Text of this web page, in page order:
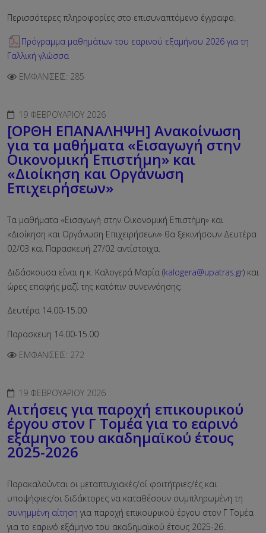
Περισσότερες πληροφορίες στο επισυναπτόμενο έγγραφο.
Πρόγραμμα μαθημάτων του εαρινού εξαμήνου 2026 για τη
Γαλλική γλώσσα
ΕΜΦΑΝΊΣΕΙΣ: 285
19 ΦΕΒΡΟΥΑΡΊΟΥ 2026
[ΟΡΘΗ ΕΠΑΝΑΛΗΨΗ] Ανακοίνωση
για τα μαθήματα «Εισαγωγή στην
Οικονομική Επιστήμη» και
«Διοίκηση και Οργάνωση
Επιχειρήσεων»
Τα μαθήματα «Εισαγωγή στην Οικονομική Επιστήμη» και
«Διοίκηση και Οργάνωση Επιχειρήσεων» θα ξεκινήσουν Δευτέρα
02/03 και Παρασκευή 27/02 αντίστοιχα.
Διδάσκουσα είναι η κ. Καλογερά Μαρία (kalogera@upatras.gr) και
ώρες επαφής μαζί της κατόπιν συνεννόησης:
Δευτέρα 14.00-15.00
Παρασκευη 14.00-15.00
ΕΜΦΑΝΊΣΕΙΣ: 272
19 ΦΕΒΡΟΥΑΡΊΟΥ 2026
Αιτήσεις για παροχή επικουρικού
έργου στον Γ Τομέα για το εαρινό
εξάμηνο του ακαδημαϊκού έτους
2025-2026
Παρακαλούνται οι μεταπτυχιακές/οί φοιτήτριες/ές και
υποψήφιες/οι διδάκτορες να καταθέσουν συμπληρωμένη τη
συνημμένη αίτηση για παροχή επικουρικού έργου στον Γ Τομέα
για το εαρινό εξάμηνο του ακαδημαϊκού έτους 2025-26.